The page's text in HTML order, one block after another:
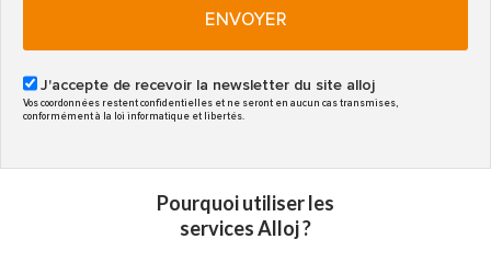
ENVOYER
J'accepte de recevoir la newsletter du site alloj
Vos coordonnées restent confidentielles et ne seront en aucun cas transmises,
conformément à la loi informatique et libertés.
Pourquoi utiliser les
services Alloj ?